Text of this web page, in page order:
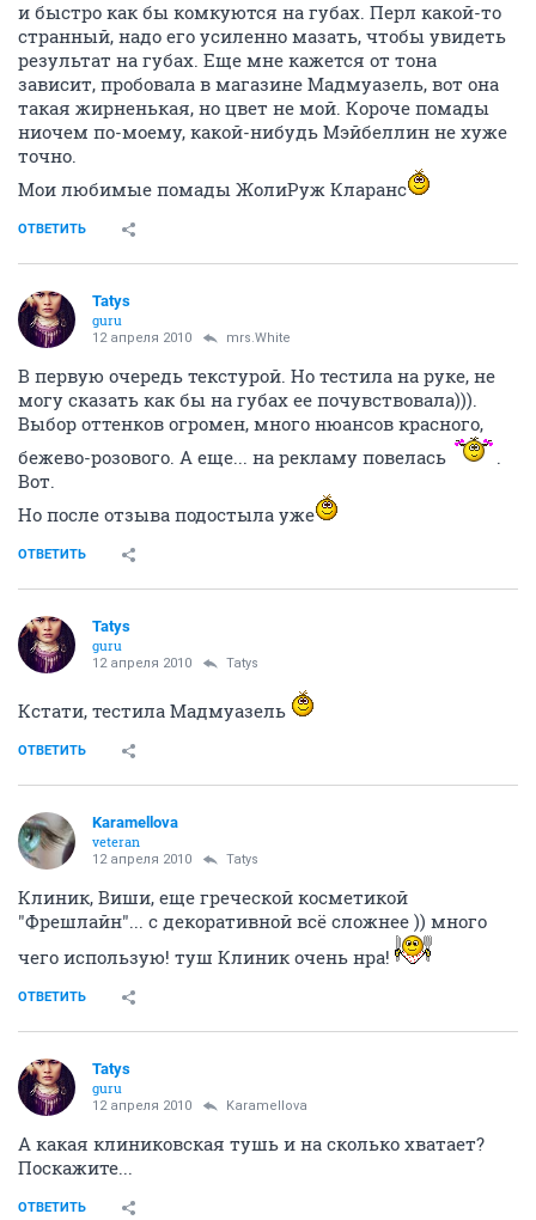
и быстро как бы комкуются на губах. Перл какой-то
странный, надо его усиленно мазать, чтобы увидеть
результат на губах. Еще мне кажется от тона
зависит, пробовала в магазине Мадмуазель, вот она
такая жирненькая, но цвет не мой. Короче помады
ниочем по-моему, какой-нибудь Мэйбеллин не хуже
точно.
Мои любимые помады ЖолиРуж Кларанс
ОТВЕТИТЬ
Tatys
guru
12 апреля 2010 mrs.White
В первую очередь текстурой. Но тестила на руке, не
могу сказать как бы на губах ее почувствовала))).
Выбор оттенков огромен, много нюансов красного,
бежево-розового. А еще... на рекламу повелась
.
Вот.
Но после отзыва подостыла уже
ОТВЕТИТЬ
Tatys
guru
12 апреля 2010 Tatys
Кстати, тестила Мадмуазель
ОТВЕТИТЬ
Karamellova
veteran
12 апреля 2010 Tatys
Клиник, Виши, еще греческой косметикой
"Фрешлайн"... с декоративной всё сложнее )) много
чего использую! туш Клиник очень нра!
ОТВЕТИТЬ
Tatys
guru
12 апреля 2010 Karamellova
А какая клиниковская тушь и на сколько хватает?
Поскажите...
ОТВЕТИТЬ